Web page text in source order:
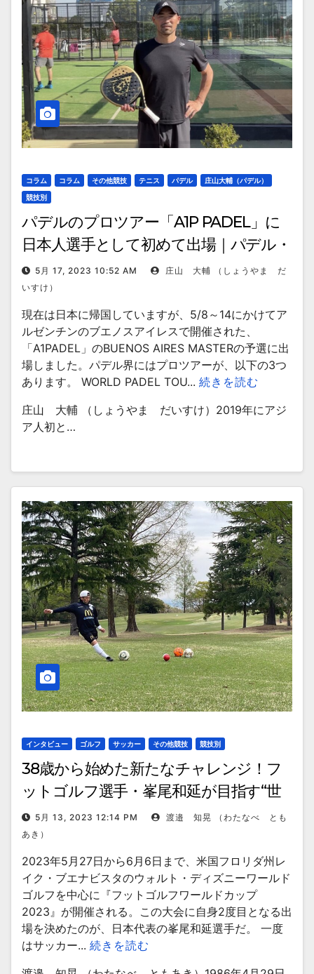
コラム コラム その他競技 テニス パデル
庄山大輔（パデル）
競技別
パデルのプロツアー「A1P PADEL」に
日本人選手として初めて出場｜パデル・
庄山大輔選手
5月 17, 2023 10:52 AM
庄山 大輔 （しょうやま だ
いすけ）
現在は日本に帰国していますが、5/8～14にかけてア
ルゼンチンのブエノスアイレスで開催された、
「A1PADEL」のBUENOS AIRES MASTERの予選に出
場しました。パデル界にはプロツアーが、以下の3つ
あります。 WORLD PADEL TOU... 続きを読む
庄山 大輔 （しょうやま だいすけ）2019年にアジ
ア人初と…
インタビュー ゴルフ サッカー その他競技 競技別
38歳から始めた新たなチャレンジ！フ
ットゴルフ選手・峯尾和延が目指す“世
界の頂”
5月 13, 2023 12:14 PM
渡邉 知晃 （わたなべ とも
あき）
2023年5月27日から6月6日まで、米国フロリダ州レ
イク・ブエナビスタのウォルト・ディズニーワールド
ゴルフを中心に『フットゴルフワールドカップ
2023』が開催される。この大会に自身2度目となる出
場を決めたのが、日本代表の峯尾和延選手だ。 一度
はサッカー... 続きを読む